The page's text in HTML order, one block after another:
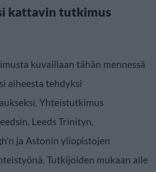
kattavin tutkimus
kuvaillaan tähän mennessä
aiheesta tehdyksi
Yhteistutkimus
Leeds Trinityn,
ja Astonin yliopistojen
Tutkijoiden mukaan alle